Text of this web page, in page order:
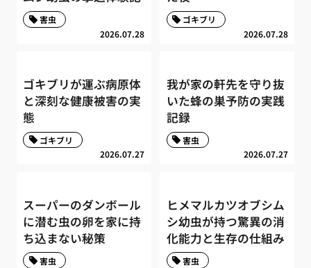
2026.07.28
害虫
2026.07.28
ゴキブリ
ゴキブリが運ぶ病原体
と深刻な健康被害の実
態
2026.07.27
ゴキブリ
我が家の軒先を守り抜
いた蜂の巣予防の実践
記録
2026.07.27
害虫
スーパーのダンボール
に潜む虫の卵を家に持
ち込まない秘策
害虫
ヒメマルカツオブシム
シ幼虫が持つ驚異の消
化能力と生存の仕組み
害虫